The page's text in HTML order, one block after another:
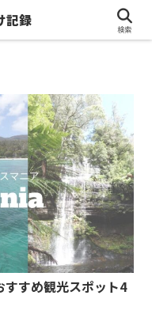
すめ観光スポット4
記録
検索